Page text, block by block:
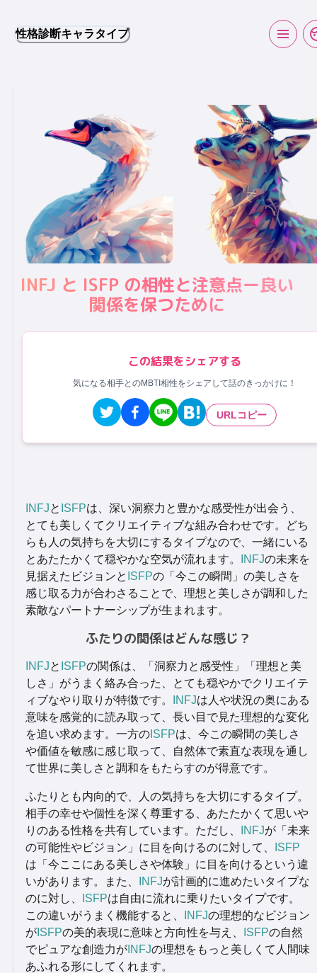
性格診断キャラタイプ
INFJ と ISFP の相性と注意点ー良い
関係を保つために
この結果をシェアする
気になる相手とのMBTI相性をシェアして話のきっかけに！
URLコピー
INFJと ISFPは、深い洞察力と豊かな感受性が出会う、
とても美しくてクリエイティブな組み合わせです。どち
らも人の気持ちを大切にするタイプなので、一緒にいる
とあたたかくて穏やかな空気が流れます。
INFJの未来を
見据えたビジョンと ISFPの「今この瞬間」の美しさを
感じ取る力が合わさることで、理想と美しさが調和した
素敵なパートナーシップが生まれます。
ふたりの関係はどんな感じ？
INFJと ISFPの関係は、「洞察力と感受性」「理想と美
しさ」がうまく絡み合った、とても穏やかでクリエイテ
ィブなやり取りが特徴です。
INFJは人や状況の奥にある
意味を感覚的に読み取って、長い目で見た理想的な変化
を追い求めます。一方の ISFPは、今この瞬間の美しさ
や価値を敏感に感じ取って、自然体で素直な表現を通し
て世界に美しさと調和をもたらすのが得意です。
ふたりとも内向的で、人の気持ちを大切にするタイプ。
相手の幸せや個性を深く尊重する、あたたかくて思いや
りのある性格を共有しています。ただし、
INFJが「未来
の可能性やビジョン」に目を向けるのに対して、
ISFP
は「今ここにある美しさや体験」に目を向けるという違
いがあります。また、
INFJが計画的に進めたいタイプな
のに対し、
ISFPは自由に流れに乗りたいタイプです。
この違いがうまく機能すると、
INFJの理想的なビジョン
が ISFPの美的表現に意味と方向性を与え、 ISFPの自然
でピュアな創造力が INFJの理想をもっと美しくて人間味
あふれる形にしてくれます。